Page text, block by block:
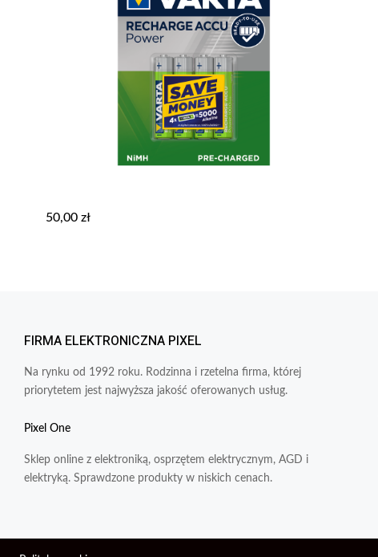
50,00 zł
FIRMA ELEKTRONICZNA PIXEL
Na rynku od 1992 roku. Rodzinna i rzetelna firma, której
priorytetem jest najwyższa jakość oferowanych usług.
Pixel One
Sklep online z elektroniką, osprzętem elektrycznym, AGD i
elektryką. Sprawdzone produkty w niskich cenach.